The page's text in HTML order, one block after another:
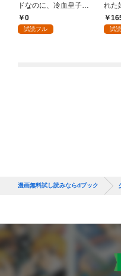
ドなのに、冷血皇子に
執着されています第1
話
0
試読フル
れた
入り
試
漫画無料試し読みならdブック